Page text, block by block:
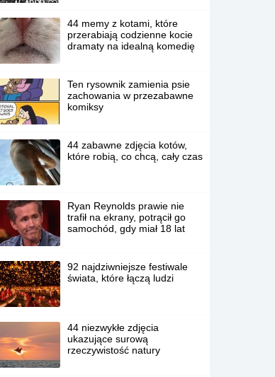
44 memy z kotami, które
przerabiają codzienne kocie
dramaty na idealną komedię
Ten rysownik zamienia psie
zachowania w przezabawne
komiksy
44 zabawne zdjęcia kotów,
które robią, co chcą, cały czas
Ryan Reynolds prawie nie
trafił na ekrany, potrącił go
samochód, gdy miał 18 lat
92 najdziwniejsze festiwale
świata, które łączą ludzi
44 niezwykłe zdjęcia
ukazujące surową
rzeczywistość natury